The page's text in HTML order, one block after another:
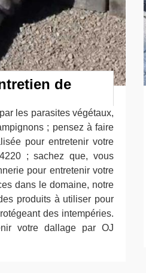
de
les parasites végétaux,
; pensez à faire
pour entretenir votre
; sachez que, vous
pour entretenir votre
dans le domaine, notre
produits à utiliser pour
des intempéries.
votre dallage par OJ